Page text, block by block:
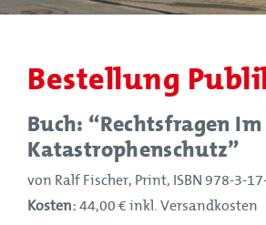
Bestellung
Buch: “Rechtsfragen Im
Katastrophenschutz”
von Ralf Fischer, Print, ISBN 978-3-
Kosten: 44,00 € inkl. Versandkosten